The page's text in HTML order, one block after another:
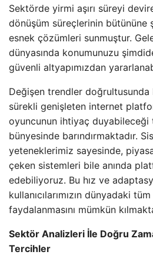
Sektörde yirmi aşırı süreyi
dönüşüm süreçlerinin bütününe
esnek çözümleri sunmuştur.
dünyasında konumunuzu
güvenli altyapımızdan
Değişen trendler
sürekli genişleten internet
oyuncunun ihtiyaç duyabileceği
bünyesinde barındırmaktadır.
yeteneklerimiz sayesinde,
çeken sistemleri bile anında
edebiliyoruz. Bu hız ve
kullanıcılarımızın dünyadaki
faydalanmasını mümkün
Sektör Analizleri İle Doğru
Tercihler